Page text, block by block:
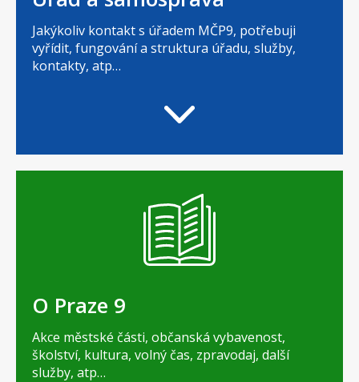
Jakýkoliv kontakt s úřadem MČP9, potřebuji
vyřídit, fungování a struktura úřadu, služby,
kontakty, atp…
O Praze 9
Akce městské části, občanská vybavenost,
školství, kultura, volný čas, zpravodaj, další
služby, atp…